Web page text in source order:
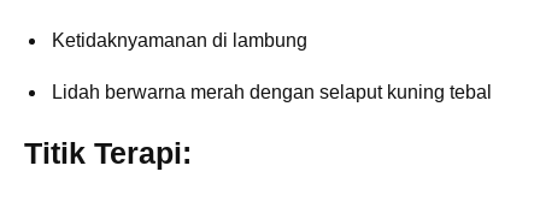
Ketidaknyamanan di lambung
Lidah berwarna merah dengan selaput kuning tebal
Titik Terapi: